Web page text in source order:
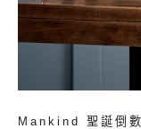
Mankind 聖誕倒